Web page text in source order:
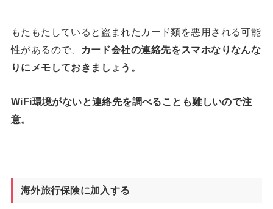
もたもたしていると盗まれたカード類を悪用される可能
性があるので、
カード会社の連絡先をスマホなりなんな
りにメモしておきましょう。
WiFi環境がないと連絡先を調べることも難しいので注
意。
海外旅行保険に加入する